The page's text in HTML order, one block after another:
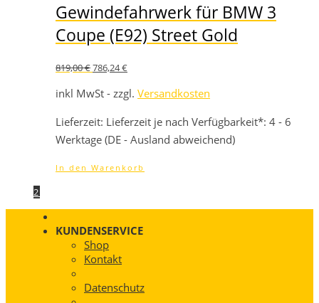
Gewindefahrwerk für BMW 3
Coupe (E92) Street Gold
819,00€Ursprünglicher
war:
819,00 €
786,24€Aktueller
ist:
786,24 €.
inkl MwSt - zzgl. Versandkosten
Lieferzeit: Lieferzeit je nach Verfügbarkeit*: 4 - 6
Werktage (DE - Ausland abweichend)
In den Warenkorb
2
KUNDENSERVICE
Shop
Kontakt
Datenschutz